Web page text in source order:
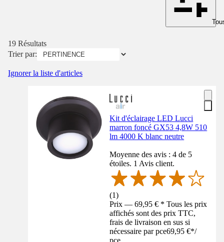
19 Résultats
Trier par:
Ignorer la liste d'articles
Kit d'éclairage LED Lucci
marron foncé GX53 4,8W 510
lm 4000 K blanc neutre
Moyenne des avis : 4 de 5
étoiles. 1 Avis client.
(1)
Prix — 69,95 € * Tous les prix
affichés sont des prix TTC,
frais de livraison en sus si
nécessaire par pce69,95 €*/
pce